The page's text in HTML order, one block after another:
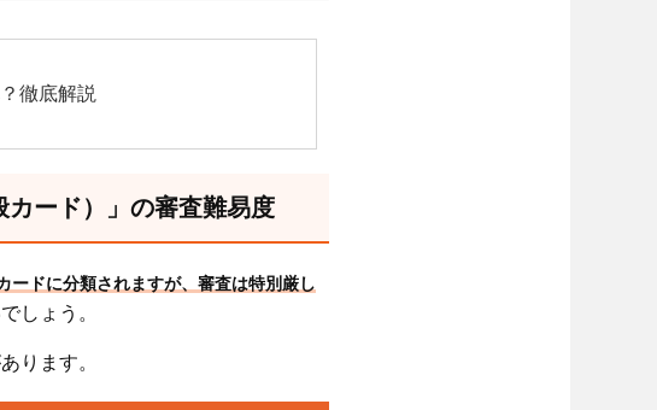
徹底解説
ード）」の審査難易度
ードに分類されますが、審査は特別厳し
しょう。
ります。